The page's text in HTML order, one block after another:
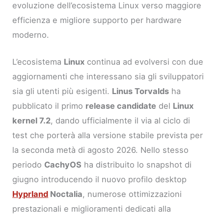
evoluzione dell’ecosistema Linux verso maggiore
efficienza e migliore supporto per hardware
moderno.
L’ecosistema Linux continua ad evolversi con due
aggiornamenti che interessano sia gli sviluppatori
sia gli utenti più esigenti. Linus Torvalds ha
pubblicato il primo release candidate del Linux
kernel 7.2, dando ufficialmente il via al ciclo di
test che porterà alla versione stabile prevista per
la seconda metà di agosto 2026. Nello stesso
periodo CachyOS ha distribuito lo snapshot di
giugno introducendo il nuovo profilo desktop
Hyprland Noctalia, numerose ottimizzazioni
prestazionali e miglioramenti dedicati alla